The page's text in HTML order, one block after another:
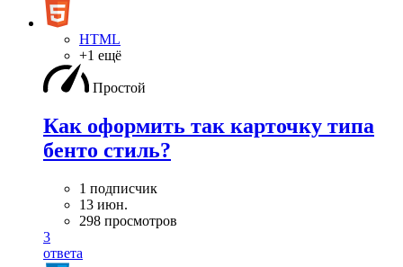
HTML
+1 ещё
Простой
Как оформить так карточку типа
бенто стиль?
1 подписчик
13 июн.
298 просмотров
3
ответа